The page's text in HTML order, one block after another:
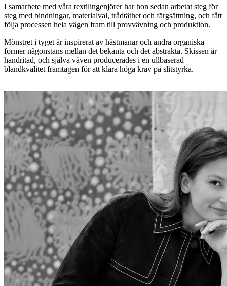
I samarbete med våra textilingenjörer har hon sedan arbetat steg för
steg med bindningar, materialval, trådtäthet och färgsättning, och fått
följa processen hela vägen fram till provvävning och produktion.
Mönstret i tyget är inspirerat av hästmanar och andra organiska
former någonstans mellan det bekanta och det abstrakta. Skissen är
handritad, och själva väven producerades i en ullbaserad
blandkvalitet framtagen för att klara höga krav på slitstyrka.